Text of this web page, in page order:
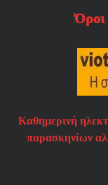
Όροι
Καθημερινή
παρασκηνίων